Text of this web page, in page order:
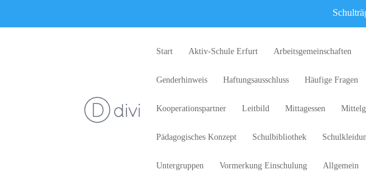
Start Aktiv-Schule Erfurt Arbeitsgemeinschaften
Genderhinweis Haftungsausschluss Häufige Fragen
Kooperationspartner Leitbild Mittagessen
Pädagogisches Konzept Schulbibliothek
Untergruppen Vormerkung Einschulung Allgemein